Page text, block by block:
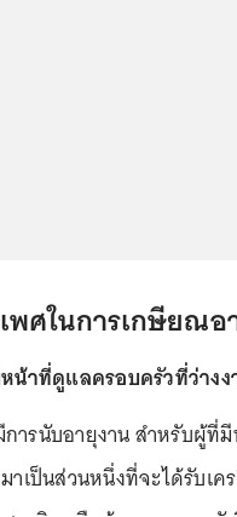
พศในการเกษียณอ
น้าที่ดูแลครอบครัวที่ว่างง
ารนับอายุงาน สำหรับผู้ที่
เป็นส่วนหนึ่งที่จะได้รับเค